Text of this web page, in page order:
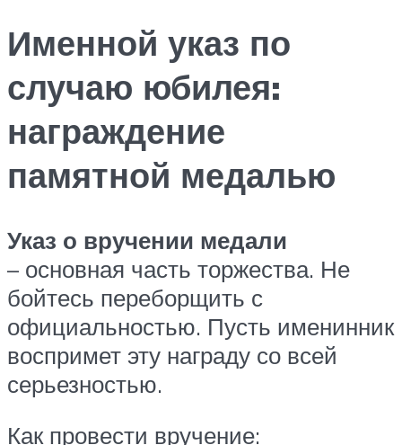
Именной указ по
случаю юбилея:
награждение
памятной медалью
Указ о вручении медали
– основная часть торжества. Не
бойтесь переборщить с
официальностью. Пусть именинник
воспримет эту награду со всей
серьезностью.
Как провести вручение: